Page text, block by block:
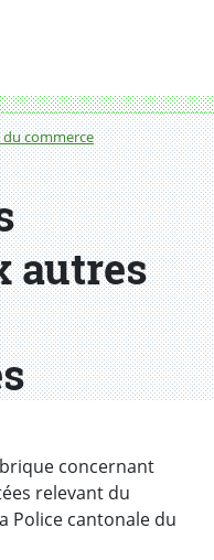
du commerce
activités
autres
concernant
relevant du
Police cantonale du